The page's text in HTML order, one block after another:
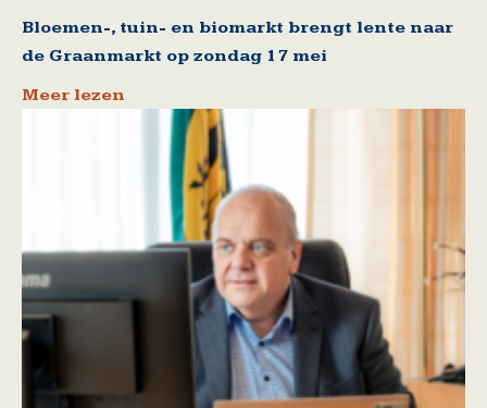
Bloemen-, tuin- en biomarkt brengt lente naar
de Graanmarkt op zondag 17 mei
Meer lezen